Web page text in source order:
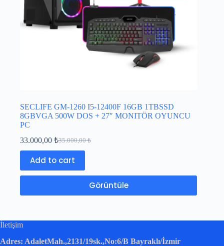
SECLIFE GM-1260 I5-12400F 16GB 1TBSSD
8GBVGA 500W DOS + 27″ MONITÖR OYUNCU
PC
35.000,00₺
33.000,00 ₺
Add to cart
Görüntüle
İletişim
Adres: AdaletMah.,2131/19sk.,No:6/B Bayraklı/İzmir